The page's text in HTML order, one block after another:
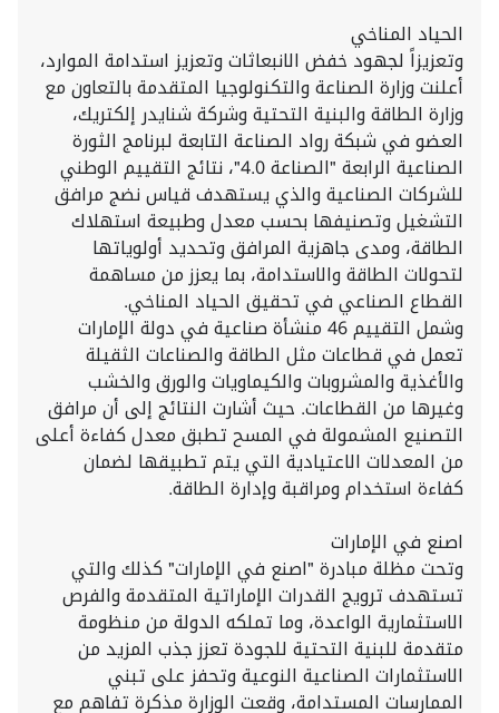
الحياد المناخي
وتعزيزاً لجهود خفض الانبعاثات وتعزيز استدامة الموارد،
أعلنت وزارة الصناعة والتكنولوجيا المتقدمة بالتعاون مع
وزارة الطاقة والبنية التحتية وشركة شنايدر إلكتريك،
العضو في شبكة رواد الصناعة التابعة لبرنامج الثورة
الصناعية الرابعة "الصناعة 4.0"، نتائج التقييم الوطني
للشركات الصناعية والذي يستهدف قياس نضج مرافق
التشغيل وتصنيفها بحسب معدل وطبيعة استهلاك
الطاقة، ومدى جاهزية المرافق وتحديد أولوياتها
لتحولات الطاقة والاستدامة، بما يعزز من مساهمة
القطاع الصناعي في تحقيق الحياد المناخي.
وشمل التقييم 46 منشأة صناعية في دولة الإمارات
تعمل في قطاعات مثل الطاقة والصناعات الثقيلة
والأغذية والمشروبات والكيماويات والورق والخشب
وغيرها من القطاعات. حيث أشارت النتائج إلى أن مرافق
التصنيع المشمولة في المسح تطبق معدل كفاءة أعلى
من المعدلات الاعتيادية التي يتم تطبيقها لضمان
كفاءة استخدام ومراقبة وإدارة الطاقة.
اصنع في الإمارات
وتحت مظلة مبادرة "اصنع في الإمارات" كذلك والتي
تستهدف ترويج القدرات الإماراتية المتقدمة والفرص
الاستثمارية الواعدة، وما تملكه الدولة من منظومة
متقدمة للبنية التحتية للجودة تعزز جذب المزيد من
الاستثمارات الصناعية النوعية وتحفز على تبني
الممارسات المستدامة، وقعت الوزارة مذكرة تفاهم مع